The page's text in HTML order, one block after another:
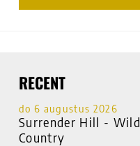
RECENT
do 6 augustus 2026
Surrender Hill - Wild
Country